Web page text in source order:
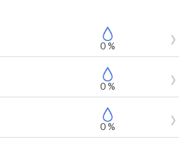
0 %
0 %
0 %